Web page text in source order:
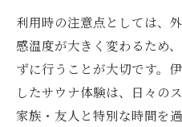
上質な空間で楽しむ貸
貸切サウナで叶え
イム
プライベートサウ
利用時の注意点としては、
感温度が大きく変わるため
ずに行うことが大切です。
したサウナ体験は、日々の
家族・友人と特別な時間を